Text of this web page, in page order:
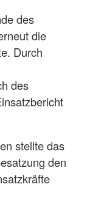
des
die
Durch
des
stellte das
den